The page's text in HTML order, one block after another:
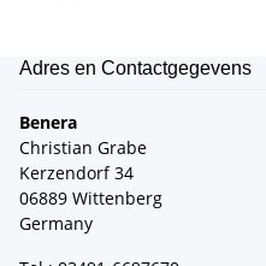
Adres en Contactgegevens
Benera
Christian Grabe
Kerzendorf 34
06889 Wittenberg
Germany